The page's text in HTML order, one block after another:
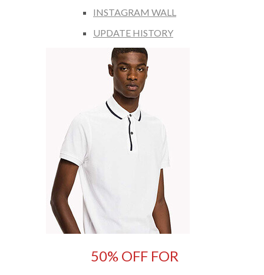
INSTAGRAM WALL
UPDATE HISTORY
50% OFF FOR